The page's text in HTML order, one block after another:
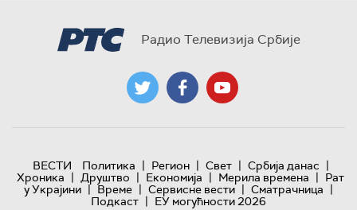
Радио Телевизија Србије
ВЕСТИ Политика | Регион | Свет | Србија данас |
Хроника | Друштво | Економија | Мерила времена | Рат
у Украјини | Време | Сервисне вести | Сматрачница |
Подкаст | ЕУ могућности 2026